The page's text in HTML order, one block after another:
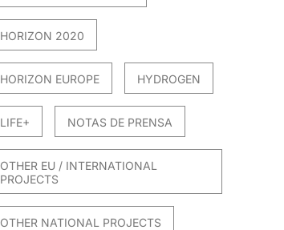
HORIZON 2020
HORIZON EUROPE HYDROGEN
LIFE+ NOTAS DE PRENSA
OTHER EU / INTERNATIONAL
PROJECTS
OTHER NATIONAL PROJECTS